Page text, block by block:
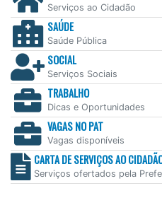
Serviços ao Cidadão
SAÚDE
Saúde Pública
SOCIAL
Serviços Sociais
TRABALHO
Dicas e Oportunidades
VAGAS NO PAT
Vagas disponíveis
CARTA DE SERVIÇOS AO
Serviços ofertados pela